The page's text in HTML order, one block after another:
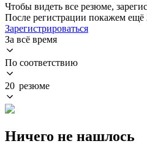
Чтобы видеть все резюме,
После регистрации покажем ещё
Зарегистрироваться
За всё время
По соответствию
20 резюме
Ничего не нашлось